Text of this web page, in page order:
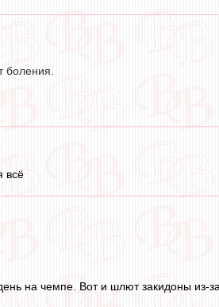
боления.
всё
на чемпе. Вот и шлют закидоны